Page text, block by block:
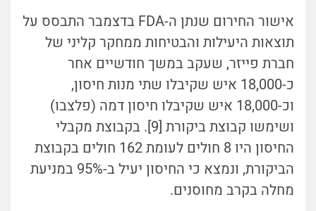
אישור החירום שנתן ה-FDA בדצמבר התבסס על
תוצאות היעילות והבטיחות ממחקר קליני של
חברת פייזר, שעקב במשך חודשיים אחר
כ-18,000 איש שקיבלו שתי מנות חיסון,
וכ-18,000 איש שקיבלו חיסון דמה (פלצבו)
ושימשו קבוצת ביקורת [9]. בקבוצת מקבלי
החיסון היו 8 חולים לעומת 162 חולים בקבוצת
הביקורת, ונמצא כי החיסון יעיל ב-95% במניעת
מחלה בקרב מחוסנים.